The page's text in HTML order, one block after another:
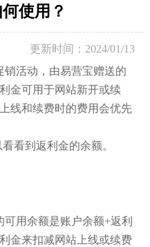
使用？
更新时间：2024/01/13
销活动，由易营宝赠送的
金可用于网站新开或续
线和续费时的费用会优先
看到返利金的余额。
用余额是账户余额+返利
金来扣减网站上线或续费